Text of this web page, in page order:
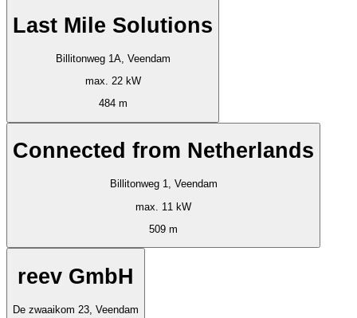
Last Mile Solutions
Billitonweg 1A, Veendam
max. 22 kW
484 m
Connected from Netherlands
Billitonweg 1, Veendam
max. 11 kW
509 m
reev GmbH
De zwaaikom 23, Veendam